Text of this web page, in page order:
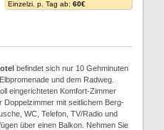
Einzelzi. p. Tag ab: 60€
befindet sich nur 10 Gehminuten
und dem Radweg.
eingerichteten Komfort-Zimmer
Doppelzimmer mit seitlichem Berg-
WC, Telefon, TV/Radio und
über einen Balkon. Nehmen Sie